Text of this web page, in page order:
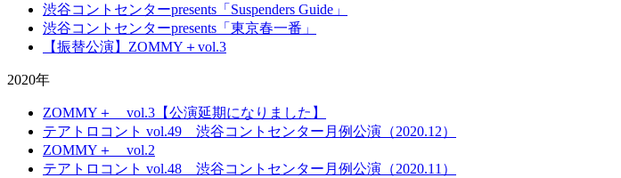
渋谷コントセンターpresents「Suspenders Guide」
渋谷コントセンターpresents「東京春一番」
【振替公演】ZOMMY＋vol.3
2020年
ZOMMY＋ vol.3【公演延期になりました】
テアトロコント vol.49 渋谷コントセンター月例公演（2020.12）
ZOMMY＋ vol.2
テアトロコント vol.48 渋谷コントセンター月例公演（2020.11）